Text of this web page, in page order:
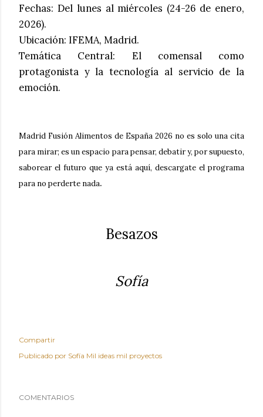
Fechas: Del lunes al miércoles (24-26 de enero,
2026).
Ubicación: IFEMA, Madrid.
Temática Central: El comensal como
protagonista y la tecnología al servicio de la
emoción.
Madrid Fusión Alimentos de España 2026 no es solo una cita
para mirar; es un espacio para pensar, debatir y, por supuesto,
saborear el futuro que ya está aquí, descargate el programa
para no perderte nada.
Besazos
Sofía
Compartir
Publicado por Sofía Mil ideas mil proyectos
COMENTARIOS